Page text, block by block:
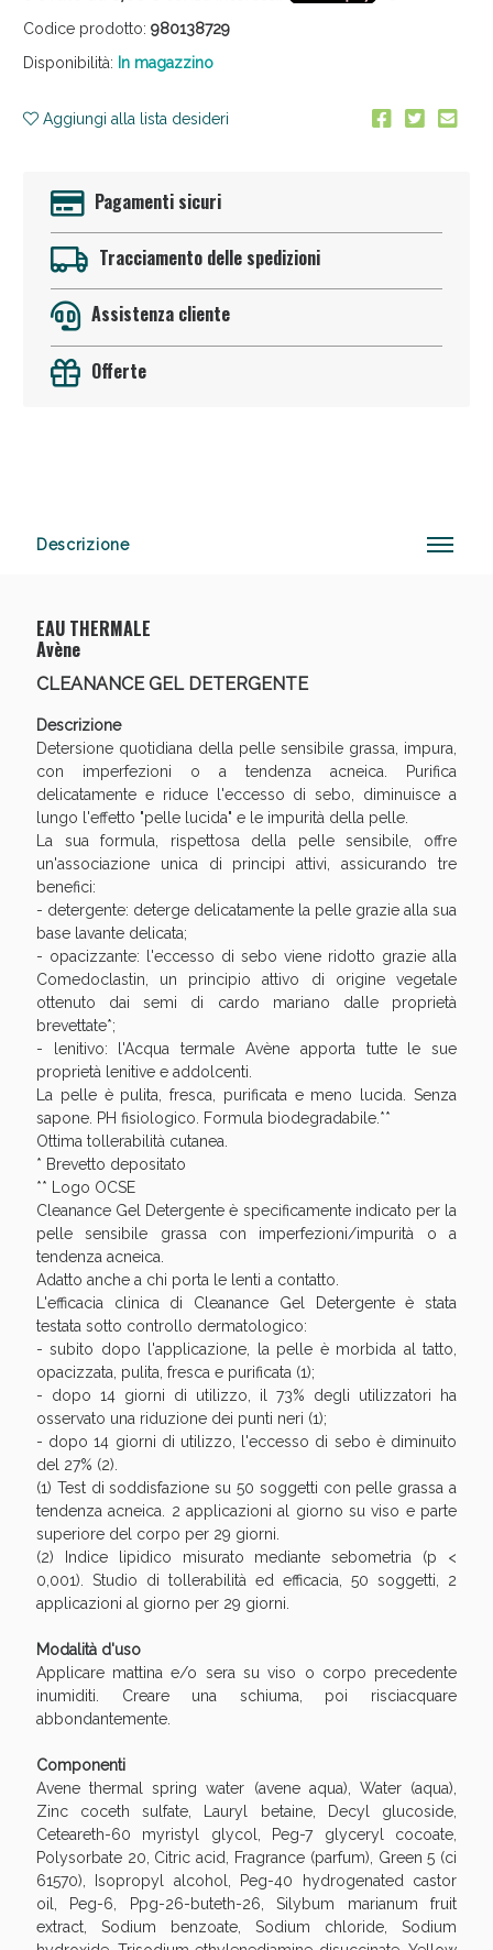
Codice prodotto: 980138729
Disponibilità: In magazzino
Aggiungi alla lista desideri
Pagamenti sicuri
Tracciamento delle spedizioni
Assistenza cliente
Offerte
Descrizione
EAU THERMALE
Avène
CLEANANCE GEL DETERGENTE
Descrizione
Detersione quotidiana della pelle sensibile grassa, impura,
con imperfezioni o a tendenza acneica. Purifica
delicatamente e riduce l'eccesso di sebo, diminuisce a
lungo l'effetto "pelle lucida" e le impurità della pelle.
La sua formula, rispettosa della pelle sensibile, offre
un'associazione unica di principi attivi, assicurando tre
benefici:
- detergente: deterge delicatamente la pelle grazie alla sua
base lavante delicata;
- opacizzante: l'eccesso di sebo viene ridotto grazie alla
Comedoclastin, un principio attivo di origine vegetale
ottenuto dai semi di cardo mariano dalle proprietà
brevettate*;
- lenitivo: l'Acqua termale Avène apporta tutte le sue
proprietà lenitive e addolcenti.
La pelle è pulita, fresca, purificata e meno lucida. Senza
sapone. PH fisiologico. Formula biodegradabile.**
Ottima tollerabilità cutanea.
* Brevetto depositato
** Logo OCSE
Cleanance Gel Detergente è specificamente indicato per la
pelle sensibile grassa con imperfezioni/impurità o a
tendenza acneica.
Adatto anche a chi porta le lenti a contatto.
L'efficacia clinica di Cleanance Gel Detergente è stata
testata sotto controllo dermatologico:
- subito dopo l'applicazione, la pelle è morbida al tatto,
opacizzata, pulita, fresca e purificata (1);
- dopo 14 giorni di utilizzo, il 73% degli utilizzatori ha
osservato una riduzione dei punti neri (1);
- dopo 14 giorni di utilizzo, l'eccesso di sebo è diminuito
del 27% (2).
(1) Test di soddisfazione su 50 soggetti con pelle grassa a
tendenza acneica. 2 applicazioni al giorno su viso e parte
superiore del corpo per 29 giorni.
(2) Indice lipidico misurato mediante sebometria (p <
0,001). Studio di tollerabilità ed efficacia, 50 soggetti, 2
applicazioni al giorno per 29 giorni.
Modalità d'uso
Applicare mattina e/o sera su viso o corpo precedente
inumiditi. Creare una schiuma, poi risciacquare
abbondantemente.
Componenti
Avene thermal spring water (avene aqua), Water (aqua),
Zinc coceth sulfate, Lauryl betaine, Decyl glucoside,
Ceteareth-60 myristyl glycol, Peg-7 glyceryl cocoate,
Polysorbate 20, Citric acid, Fragrance (parfum), Green 5 (ci
61570), Isopropyl alcohol, Peg-40 hydrogenated castor
oil, Peg-6, Ppg-26-buteth-26, Silybum marianum fruit
extract, Sodium benzoate, Sodium chloride, Sodium
Sconto fino al 55% disponibile oggi!
Vie Urinarie e Prostata: Sconti fino al 45% oggi!
Benessere Intestinale: Sconto fino al 55% valido